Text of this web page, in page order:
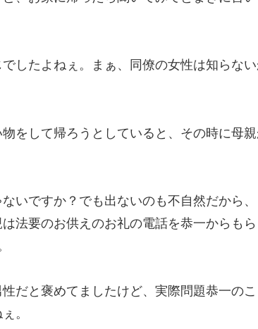
したよねぇ。まぁ、同僚の女性は知らな
をして帰ろうとしていると、その時に母
いですか？でも出ないのも不自然だから
法要のお供えのお礼の電話を恭一からもら
だと褒めてましたけど、実際問題恭一のこ
。